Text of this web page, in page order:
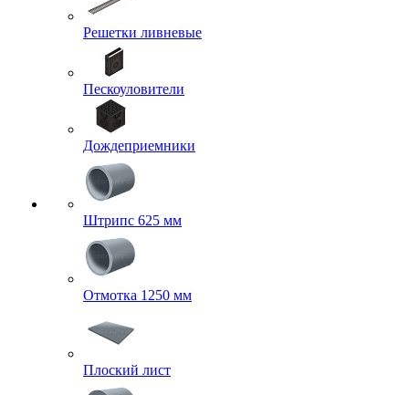
Решетки ливневые
Пескоуловители
Дождеприемники
Штрипс 625 мм
Отмотка 1250 мм
Плоский лист